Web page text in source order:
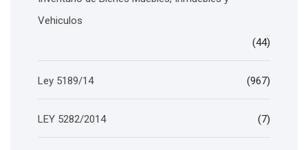
Vehiculos
(44)
Ley 5189/14 (967)
LEY 5282/2014 (7)